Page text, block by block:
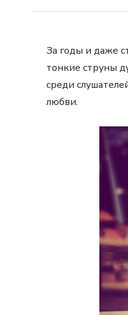
За годы и даже
тонкие струны
среди
любви.